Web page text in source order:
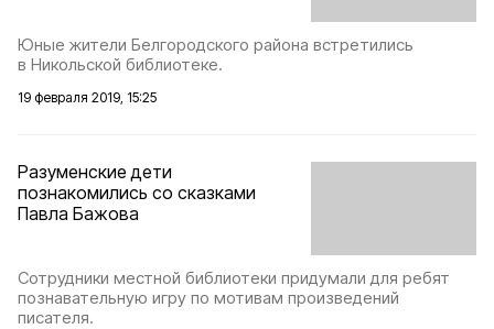
Юные жители Белгородского района встретились
в Никольской библиотеке.
19 февраля 2019, 15:25
Разуменские дети
познакомились со сказками
Павла Бажова
Сотрудники местной библиотеки придумали для ребят
познавательную игру по мотивам произведений
писателя.